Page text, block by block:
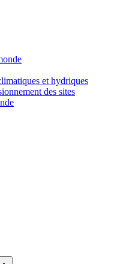
et hydriques
des sites